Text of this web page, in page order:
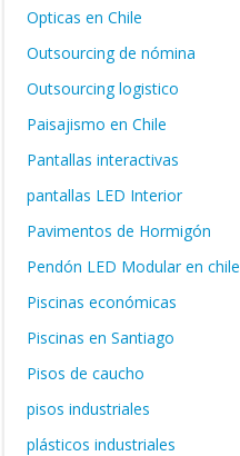
Opticas en Chile
Outsourcing de nómina
Outsourcing logistico
Paisajismo en Chile
Pantallas interactivas
pantallas LED Interior
Pavimentos de Hormigón
Pendón LED Modular en chile
Piscinas económicas
Piscinas en Santiago
Pisos de caucho
pisos industriales
plásticos industriales